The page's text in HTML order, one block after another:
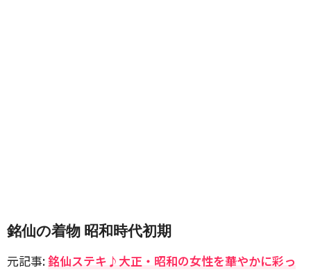
銘仙の着物 昭和時代初期
元記事:銘仙ステキ♪大正・昭和の女性を華やかに彩っ